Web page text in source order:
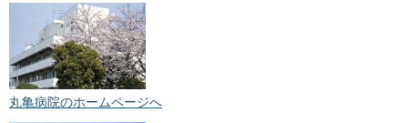
丸亀病院のホームページへ